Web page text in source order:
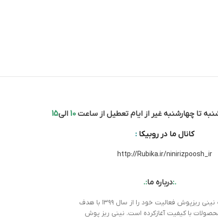
تا چهارشنبه غیر از ایام تعطیل از ساعت 10 الی15
کانال ما در روبیکا :
http://Rubika.ir/ninirizpoosh_ir
.:درباره ما:.
مجموعه نینی ریزپوش فعالیت خود را از سال ۱۳۹۹ با هدف
محصولات با کیفیت آغازکرده است. نینی ریز پوش